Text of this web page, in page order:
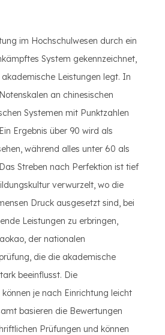
im Hochschulwesen durch ein
System gekennzeichnet,
Leistungen legt. In
an chinesischen
Systemen mit Punktzahlen
Ergebnis über 90 wird als
während alles unter 60 als
Streben nach Perfektion ist tief
verwurzelt, wo die
Druck ausgesetzt sind, bei
Leistungen zu erbringen,
der nationalen
die die akademische
beeinflusst. Die
je nach Einrichtung leicht
basieren die Bewertungen
Prüfungen und können